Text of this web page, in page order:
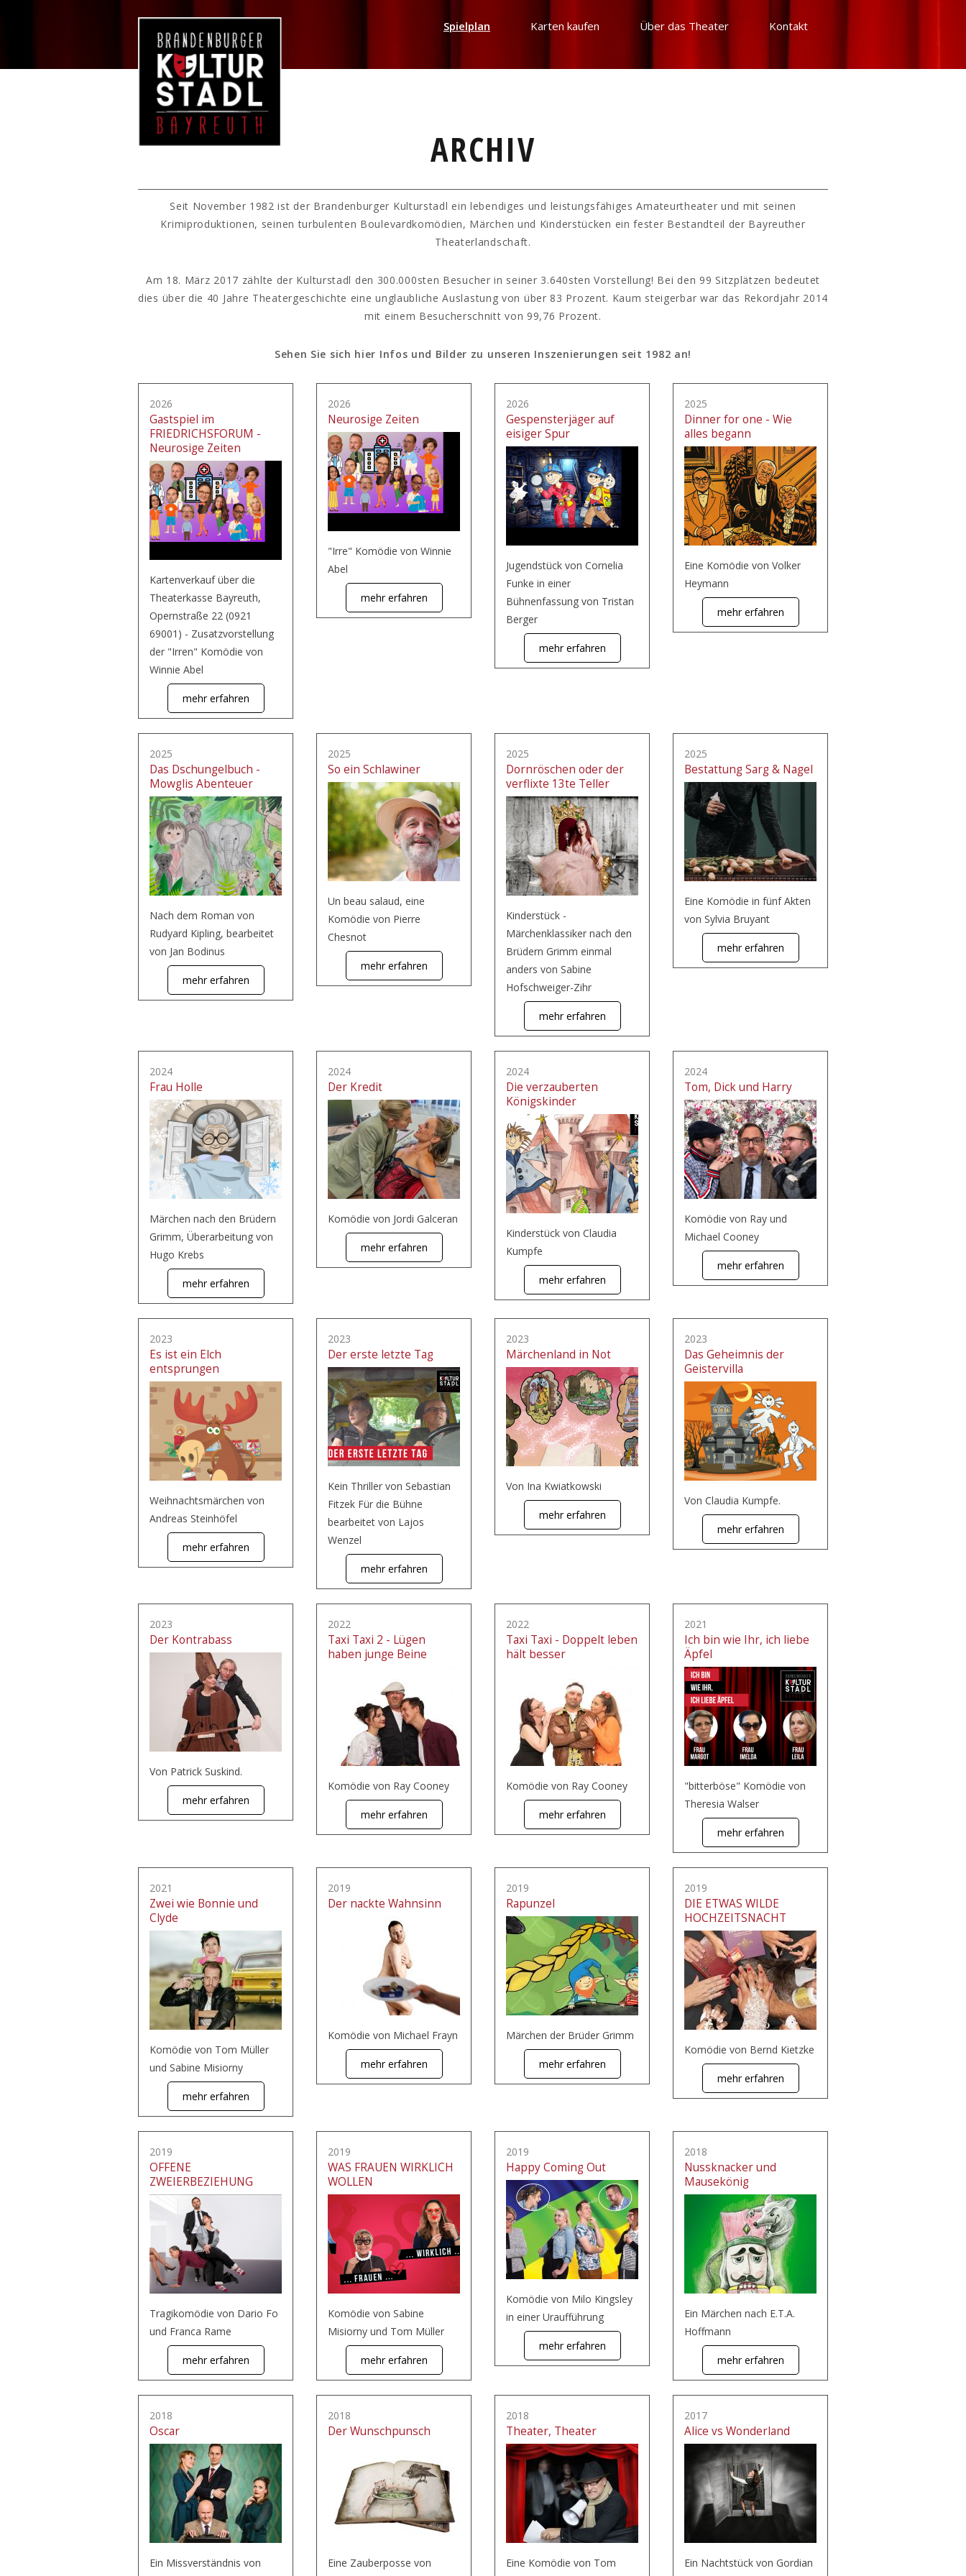
Spielplan Karten kaufen Über das Theater Kontakt
ARCHIV
Seit November 1982 ist der Brandenburger Kulturstadl ein lebendiges und leistungsfähiges Amateurtheater und mit seinen
Krimiproduktionen, seinen turbulenten Boulevardkomödien, Märchen und Kinderstücken ein fester Bestandteil der Bayreuther
Theaterlandschaft.
Am 18. März 2017 zählte der Kulturstadl den 300.000sten Besucher in seiner 3.640sten Vorstellung! Bei den 99 Sitzplätzen bedeutet
dies über die 40 Jahre Theatergeschichte eine unglaubliche Auslastung von über 83 Prozent. Kaum steigerbar war das Rekordjahr 2014
mit einem Besucherschnitt von 99,76 Prozent.
Sehen Sie sich hier Infos und Bilder zu unseren Inszenierungen seit 1982 an!
2026
Gastspiel im
FRIEDRICHSFORUM -
Neurosige Zeiten
Kartenverkauf über die
Theaterkasse Bayreuth,
Opernstraße 22 (0921
69001) - Zusatzvorstellung
der "Irren" Komödie von
Winnie Abel
mehr erfahren
2026
Neurosige Zeiten
"Irre" Komödie von Winnie
Abel
mehr erfahren
2026
Gespensterjäger auf
eisiger Spur
Jugendstück von Cornelia
Funke in einer
Bühnenfassung von Tristan
Berger
mehr erfahren
2025
Dinner for one - Wie
alles begann
Eine Komödie von Volker
Heymann
mehr erfahren
2025
Das Dschungelbuch -
Mowglis Abenteuer
Nach dem Roman von
Rudyard Kipling, bearbeitet
von Jan Bodinus
mehr erfahren
2025
So ein Schlawiner
Un beau salaud, eine
Komödie von Pierre
Chesnot
mehr erfahren
2025
Dornröschen oder der
verflixte 13te Teller
Kinderstück -
Märchenklassiker nach den
Brüdern Grimm einmal
anders von Sabine
Hofschweiger-Zihr
mehr erfahren
2025
Bestattung Sarg & Nagel
Eine Komödie in fünf Akten
von Sylvia Bruyant
mehr erfahren
2024
Frau Holle
Märchen nach den Brüdern
Grimm, Überarbeitung von
Hugo Krebs
mehr erfahren
2024
Der Kredit
Komödie von Jordi Galceran
mehr erfahren
2024
Die verzauberten
Königskinder
Kinderstück von Claudia
Kumpfe
mehr erfahren
2024
Tom, Dick und Harry
Komödie von Ray und
Michael Cooney
mehr erfahren
2023
Es ist ein Elch
entsprungen
Weihnachtsmärchen von
Andreas Steinhöfel
mehr erfahren
2023
Der erste letzte Tag
Kein Thriller von Sebastian
Fitzek Für die Bühne
bearbeitet von Lajos
Wenzel
mehr erfahren
2023
Märchenland in Not
Von Ina Kwiatkowski
mehr erfahren
2023
Das Geheimnis der
Geistervilla
Von Claudia Kumpfe.
mehr erfahren
2023
Der Kontrabass
Von Patrick Suskind.
mehr erfahren
2022
Taxi Taxi 2 - Lügen
haben junge Beine
Komödie von Ray Cooney
mehr erfahren
2022
Taxi Taxi - Doppelt leben
hält besser
Komödie von Ray Cooney
mehr erfahren
2021
Ich bin wie Ihr, ich liebe
Äpfel
"bitterböse" Komödie von
Theresia Walser
mehr erfahren
2021
Zwei wie Bonnie und
Clyde
Komödie von Tom Müller
und Sabine Misiorny
mehr erfahren
2019
Der nackte Wahnsinn
Komödie von Michael Frayn
mehr erfahren
2019
Rapunzel
Märchen der Brüder Grimm
mehr erfahren
2019
DIE ETWAS WILDE
HOCHZEITSNACHT
Komödie von Bernd Kietzke
mehr erfahren
2019
OFFENE
ZWEIERBEZIEHUNG
Tragikomödie von Dario Fo
und Franca Rame
mehr erfahren
2019
WAS FRAUEN WIRKLICH
WOLLEN
Komödie von Sabine
Misiorny und Tom Müller
mehr erfahren
2019
Happy Coming Out
Komödie von Milo Kingsley
in einer Uraufführung
mehr erfahren
2018
Nussknacker und
Mausekönig
Ein Märchen nach E.T.A.
Hoffmann
mehr erfahren
2018
Oscar
Ein Missverständnis von
2018
Der Wunschpunsch
Eine Zauberposse von
2018
Theater, Theater
Eine Komödie von Tom
2017
Alice vs Wonderland
Ein Nachtstück von Gordian